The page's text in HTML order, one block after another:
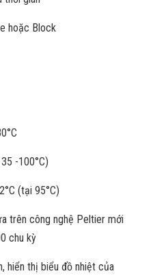
hoặc Block
-100°C)
(tại 95°C)
trên công nghệ Peltier mới
chu kỳ
hiển thị biểu đồ nhiệt của